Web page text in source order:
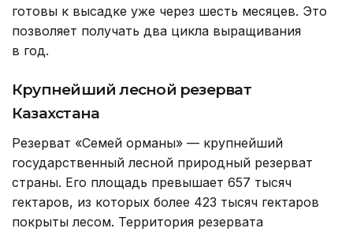
готовы к высадке уже через шесть месяцев. Это
позволяет получать два цикла выращивания
в год.
Крупнейший лесной резерват
Казахстана
Резерват «Семей орманы» — крупнейший
государственный лесной природный резерват
страны. Его площадь превышает 657 тысяч
гектаров, из которых более 423 тысяч гектаров
покрыты лесом. Территория резервата